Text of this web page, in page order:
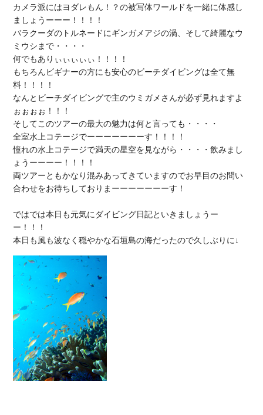
カメラ派には ヨダレもん ！？の被写体ワールド を一緒に体感し
バラクーダのトルネード にギンガメアジの渦、そして綺麗なウ
ミウシ まで・・・・
何でもありぃぃぃぃぃ！！！！
もちろんビギナーの方にも安心のビーチダイビングは全て無
料 ！！！！
なんとビーチダイビングで主のウミガメさんが必ず見れますよ
ぉぉぉぉ！！！
全室水上コテージでーーーーーーーす！！！！
憧れの水上コテージで満天の星空を見ながら・・・・飲みまし
ょう
両ツアーともかなり混みあってきていますのでお早目のお問い
合わせをお待ちしておりまーーーーーーーす！
ではでは本日も元気にダイビング日記といきましょうー
ー！！！